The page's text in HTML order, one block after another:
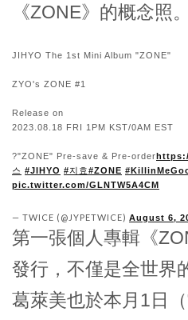
《ZONE》的概念照。
JIHYO The 1st Mini Album "ZONE"
ZYO's ZONE #1
Release on
2023.08.18 FRI 1PM KST/0AM EST
?"ZONE" Pre-save & Pre-order
스 #JIHYO #지효#ZONE
pic.twitter.com/GLNTW5A4CM
— TWICE (@JYPETWICE) August 6,
第一張個人專輯《
發行，不僅是全世界
葛萊美也於本月1日